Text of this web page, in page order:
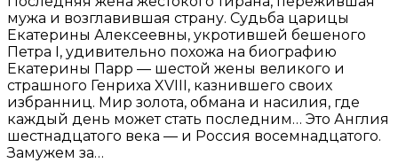
мужа и возглавившая страну. Судьба царицы
Екатерины Алексеевны, укротившей бешеного
Петра I, удивительно похожа на биографию
Екатерины Парр — шестой жены великого и
страшного Генриха XVIII, казнившего своих
избранниц. Мир золота, обмана и насилия, где
каждый день может стать последним… Это Англия
шестнадцатого века — и Россия восемнадцатого.
Замужем за…